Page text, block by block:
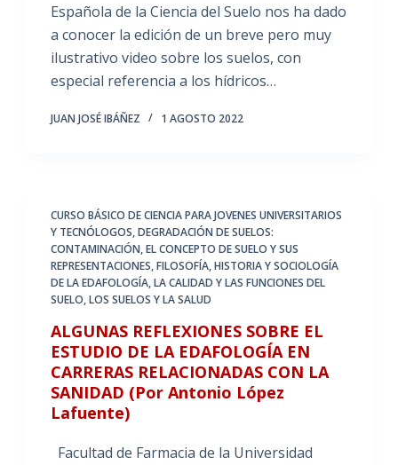
Española de la Ciencia del Suelo nos ha dado
a conocer la edición de un breve pero muy
ilustrativo video sobre los suelos, con
especial referencia a los hídricos…
JUAN JOSÉ IBÁÑEZ 1 AGOSTO 2022
CURSO BÁSICO DE CIENCIA PARA JOVENES UNIVERSITARIOS
Y TECNÓLOGOS,DEGRADACIÓN DE SUELOS:
CONTAMINACIÓN,EL CONCEPTO DE SUELO Y SUS
REPRESENTACIONES,FILOSOFÍA, HISTORIA Y SOCIOLOGÍA
DE LA EDAFOLOGÍA,LA CALIDAD Y LAS FUNCIONES DEL
SUELO,LOS SUELOS Y LA SALUD
ALGUNAS REFLEXIONES SOBRE EL
ESTUDIO DE LA EDAFOLOGÍA EN
CARRERAS RELACIONADAS CON LA
SANIDAD (Por Antonio López
Lafuente)
Facultad de Farmacia de la Universidad